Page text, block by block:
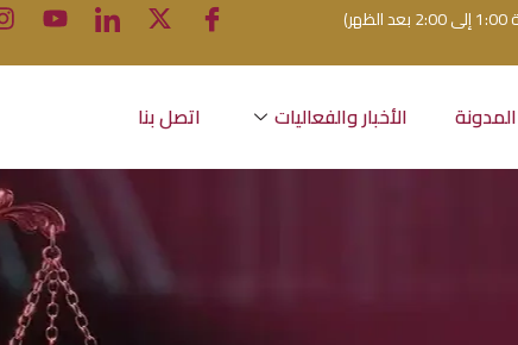
المدونة الأخبار والفعاليات اتصل بنا